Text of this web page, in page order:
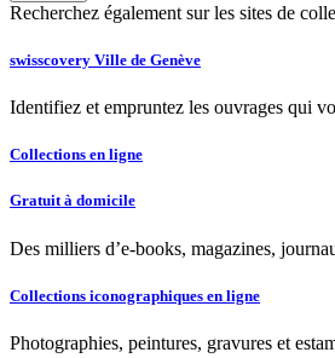
Recherchez également sur les sites de
swisscovery Ville de Genève
Identifiez et empruntez les ouvrages qui
Collections en ligne
Gratuit à domicile
Des milliers d’e-books, magazines,
Collections iconographiques en ligne
Photographies, peintures, gravures et